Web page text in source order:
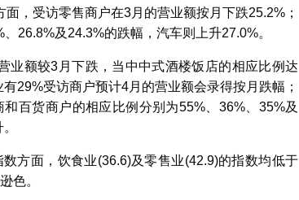
，受访零售商户在3月的营业额按月下跌25.2%；
26.8%及24.3%的跌幅，汽车则上升27.0%。
业额较3月下跌，当中中式酒楼饭店的相应比例达
29%受访商户预计4月的营业额会录得按月跌幅；
百货商户的相应比例分别为55%、36%、35%及
方面，饮食业(36.6)及零售业(42.9)的指数均低于
色。